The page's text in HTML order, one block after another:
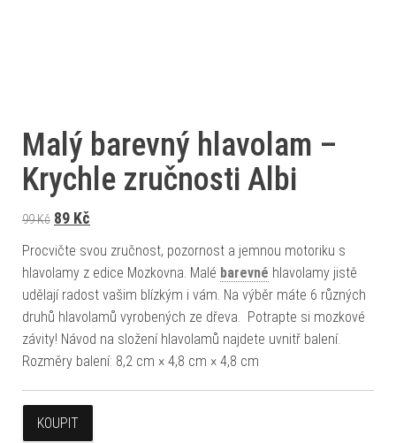
Malý barevný hlavolam –
Krychle zručnosti Albi
99Kč Původní cena byla: 99 Kč.
89 Kč
Procvičte svou zručnost, pozornost a jemnou motoriku s
hlavolamy z edice Mozkovna. Malé barevné hlavolamy jistě
udělají radost vašim blízkým i vám. Na výběr máte 6 různých
druhů hlavolamů vyrobených ze dřeva. Potrapte si mozkové
závity! Návod na složení hlavolamů najdete uvnitř balení.
Rozměry balení: 8,2 cm × 4,8 cm × 4,8 cm
KOUPIT